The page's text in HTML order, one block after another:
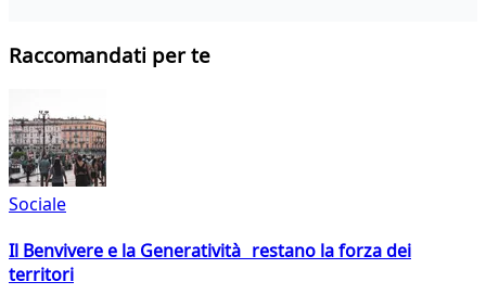
Raccomandati per te
Sociale
Il Benvivere e la Generatività restano la forza dei
territori